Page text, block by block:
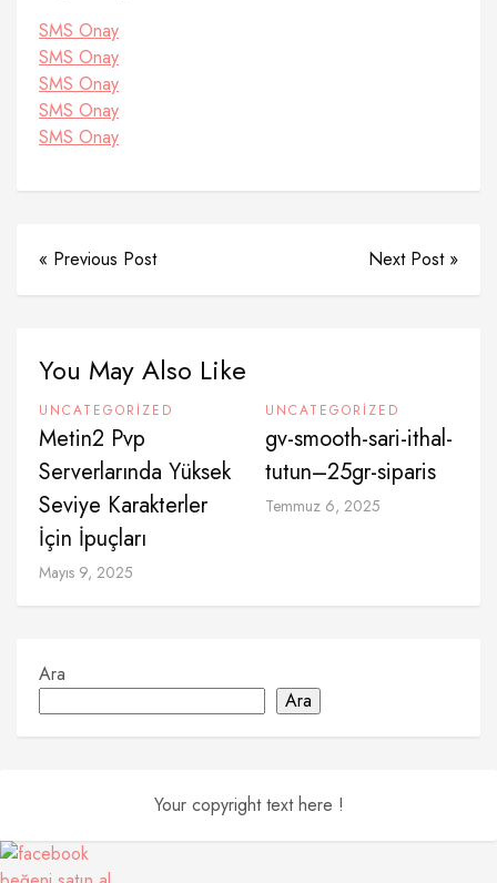
SMS Onay
SMS Onay
SMS Onay
SMS Onay
SMS Onay
« Previous Post Next Post »
You May Also Like
UNCATEGORIZED
Metin2 Pvp
Serverlarında Yüksek
Seviye Karakterler
İçin İpuçları
Mayıs 9, 2025
UNCATEGORIZED
gv-smooth-sari-ithal-
tutun–25gr-siparis
Temmuz 6, 2025
Ara
Ara
Your copyright text here !